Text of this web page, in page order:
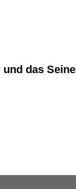
das Seine